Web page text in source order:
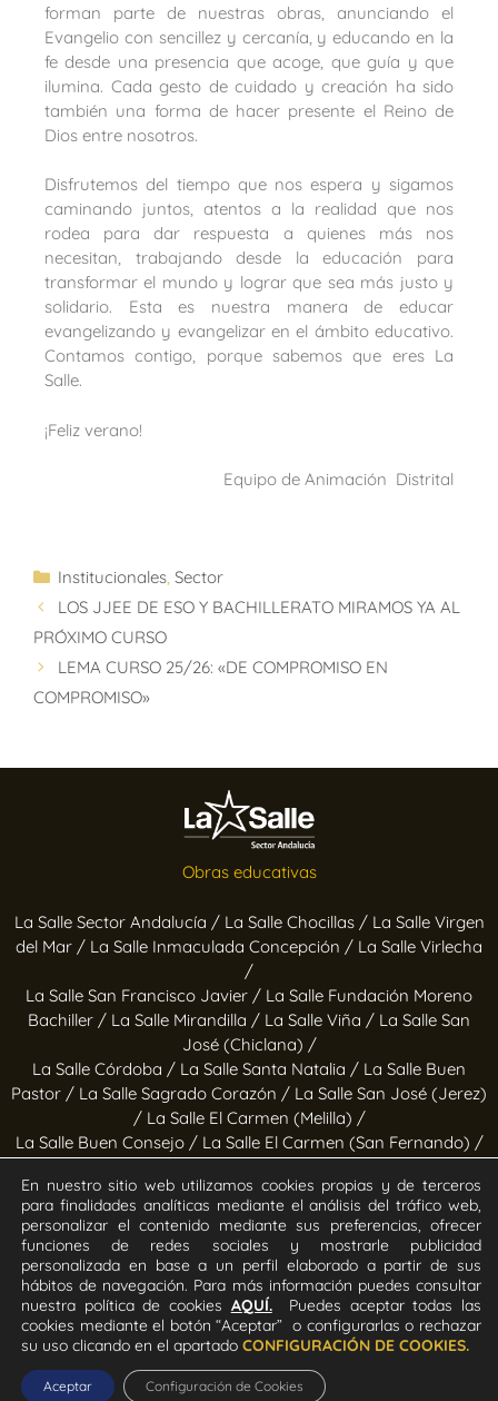
forman parte de nuestras obras, anunciando el
Evangelio con sencillez y cercanía, y educando en la
fe desde una presencia que acoge, que guía y que
ilumina. Cada gesto de cuidado y creación ha sido
también una forma de hacer presente el Reino de
Dios entre nosotros.
Disfrutemos del tiempo que nos espera y sigamos
caminando juntos, atentos a la realidad que nos
rodea para dar respuesta a quienes más nos
necesitan, trabajando desde la educación para
transformar el mundo y lograr que sea más justo y
solidario. Esta es nuestra manera de educar
evangelizando y evangelizar en el ámbito educativo.
Contamos contigo, porque sabemos que eres La
Salle.
¡Feliz verano!
Equipo de Animación Distrital
Institucionales, Sector
LOS JJEE DE ESO Y BACHILLERATO MIRAMOS YA AL
PRÓXIMO CURSO
LEMA CURSO 25/26: «DE COMPROMISO EN
COMPROMISO»
Obras educativas
La Salle Sector Andalucía / La Salle Chocillas / La Salle Virgen
del Mar / La Salle Inmaculada Concepción / La Salle Virlecha
/
La Salle San Francisco Javier / La Salle Fundación Moreno
Bachiller / La Salle Mirandilla / La Salle Viña / La Salle San
José (Chiclana) /
La Salle Córdoba / La Salle Santa Natalia / La Salle Buen
Pastor / La Salle Sagrado Corazón / La Salle San José (Jerez)
/ La Salle El Carmen (Melilla) /
La Salle Buen Consejo / La Salle El Carmen (San Fernando) /
Purísima
Obras socioeducativas
Estrella Azahara /Manos Abiertas /Hogar Jerez / Proyecto
Alfa /Hogar San Ramón y San Fernando / Calor en la Noche
el equipo T.I.C. del Sector Andalucía ©2026 La Salle Andalucía.
En nuestro sitio web utilizamos cookies propias y de terceros
para finalidades analíticas mediante el análisis del tráfico web,
personalizar el contenido mediante sus preferencias, ofrecer
funciones de redes sociales y mostrarle publicidad
personalizada en base a un perfil elaborado a partir de sus
hábitos de navegación. Para más información puedes consultar
nuestra política de cookies AQUÍ.
Puedes aceptar todas las
cookies mediante el botón “Aceptar” o configurarlas o rechazar
su uso clicando en el apartado CONFIGURACIÓN DE COOKIES.
Aceptar Configuración de Cookies